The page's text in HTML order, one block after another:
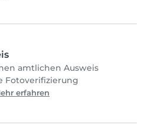
amtlichen Ausweis
Fotoverifizierung
erfahren